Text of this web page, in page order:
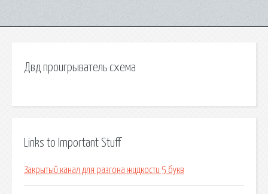
Двд проигрыватель схема
Links to Important Stuff
Закрытый канал для разгона жидкости 5 букв